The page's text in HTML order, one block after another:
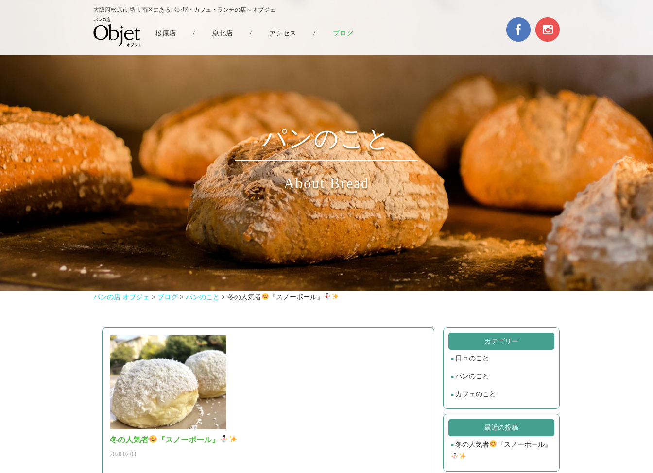
大阪府松原市,堺市南区にあるパン屋・カフェ・ランチの店～オブジェ
松原店 / 泉北店 / アクセス / ブログ
パンのこと
About Bread
パンの店 オブジェ > ブログ > パンのこと > 冬の人気者 『スノーボール』
冬の人気者 『スノーボール』
2020.02.03
カテゴリー
日々のこと
パンのこと
カフェのこと
最近の投稿
冬の人気者 『スノーボール』